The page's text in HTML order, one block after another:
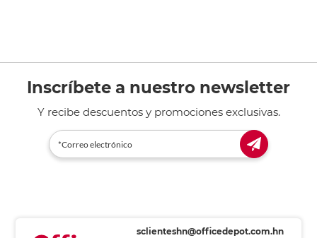
Inscríbete a nuestro newsletter
Y recibe descuentos y promociones exclusivas.
sclienteshn@officedepot.com.hn